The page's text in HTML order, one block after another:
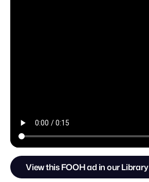
View this FOOH ad in our Library